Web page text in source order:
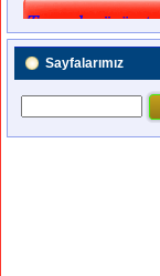
Sayfalarımız